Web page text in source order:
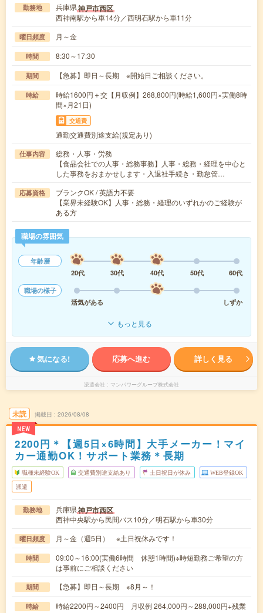
勤務地 兵庫県神戸市西区
西神南駅から車14分／西明石駅から車11分
曜日頻度 月～金
時間 8:30～17:30
期間 【急募】即日～長期 ※開始日ご相談ください。
時給
時給1600円＋交【月収例】268,800円(時給1,600円×実働8時
間×月21日)
交通費
通勤交通費別途支給(規定あり)
仕事内容
総務・人事・労務
【食品会社での人事・総務事務】人事・総務・経理を中心と
した事務をおまかせします・入退社手続き・勤怠管…
応募資格
ブランクOK / 英語力不要
【業界未経験OK】人事・総務・経理のいずれかのご経験が
ある方
職場の雰囲気
年齢層
20代
30代 40代 50代
60代
職場の様子
活気がある
しずか
もっと見る
気になる! 応募へ進む 詳しく見る
派遣会社 マンパワーグループ株式会社
未読
NEW
掲載日 2026/08/08
2200円＊【週5日×6時間】大手メーカー！マイ
カー通勤OK！サポート業務＊長期
職種未経験OK 交通費別途支給あり 土日祝日が休み WEB登録OK
派遣
勤務地 兵庫県神戸市西区
西神中央駅から民間バス10分／明石駅から車30分
曜日頻度 月～金（週5日） ※土日祝休みです！
時間
09:00～16:00(実働6時間 休憩1時間)※時短勤務ご希望の方
は事前にご相談ください
期間 【急募】即日～長期 ※8月～！
時給
時給2200円～2400円 月収例 264,000円～288,000円+残業